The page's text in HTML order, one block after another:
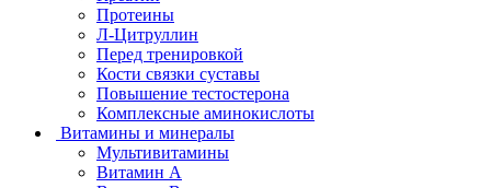
Протеины
Л-Цитруллин
Перед тренировкой
Кости связки суставы
Повышение тестостерона
Комплексные аминокислоты
Витамины и минералы
Мультивитамины
Витамин A